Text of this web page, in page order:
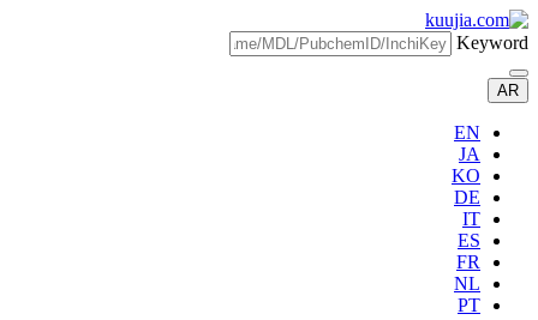
Keyword
AR
EN
JA
KO
DE
IT
ES
FR
NL
PT